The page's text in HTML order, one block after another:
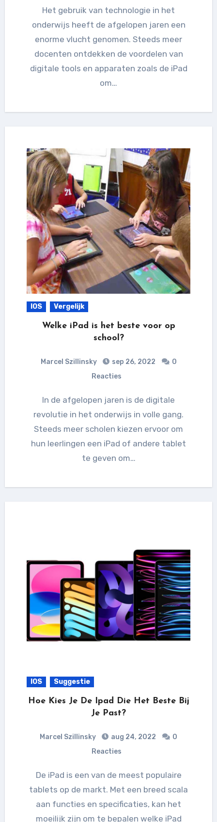
Het gebruik van technologie in het
onderwijs heeft de afgelopen jaren een
enorme vlucht genomen. Steeds meer
docenten ontdekken de voordelen van
digitale tools en apparaten zoals de iPad
om…
IOS Vergelijk
Welke iPad is het beste voor op
school?
Marcel Szillinsky sep 26, 2022
0
Reacties
In de afgelopen jaren is de digitale
revolutie in het onderwijs in volle gang.
Steeds meer scholen kiezen ervoor om
hun leerlingen een iPad of andere tablet
te geven om…
IOS Suggestie
Hoe Kies Je De Ipad Die Het Beste Bij
Je Past?
Marcel Szillinsky aug 24, 2022
0
Reacties
De iPad is een van de meest populaire
tablets op de markt. Met een breed scala
aan functies en specificaties, kan het
moeilijk zijn om te bepalen welke iPad